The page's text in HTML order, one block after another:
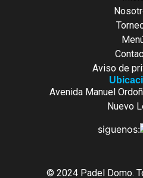
Aviso de
Avenida Manuel
Nuevo
siguenos:
© 2024 Padel Domo.